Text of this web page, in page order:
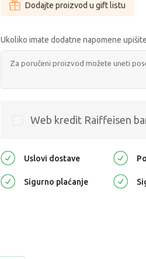
Dodajte proizvod u gift listu
Ukoliko imate dodatne napomene
Web kredit Raiffeisen
Uslovi dostave
Sigurno plaćanje